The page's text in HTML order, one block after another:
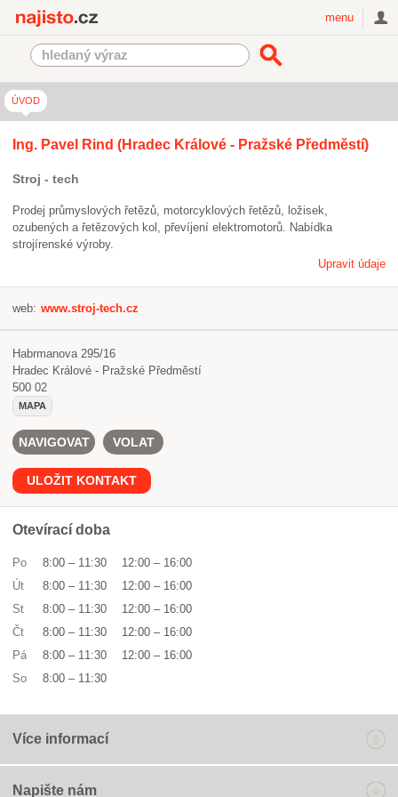
menu
ÚVOD
Ing. Pavel Rind (Hradec Králové - Pražské Předměstí)
Stroj - tech
Prodej průmyslových řetězů, motorcyklových řetězů, ložisek,
ozubených a řetězových kol, převíjení elektromotorů. Nabídka
strojírenské výroby.
Upravit údaje
web: www.stroj-tech.cz
Habrmanova 295/16
Hradec Králové - Pražské Předměstí
500 02
MAPA
NAVIGOVAT VOLAT
ULOŽIT KONTAKT
Otevírací doba
Po 8:00 – 11:30 12:00 – 16:00
Út
8:00 – 11:30 12:00 – 16:00
St
8:00 – 11:30 12:00 – 16:00
Čt
8:00 – 11:30 12:00 – 16:00
Pá
8:00 – 11:30 12:00 – 16:00
So
8:00 – 11:30
Více informací
Napište nám